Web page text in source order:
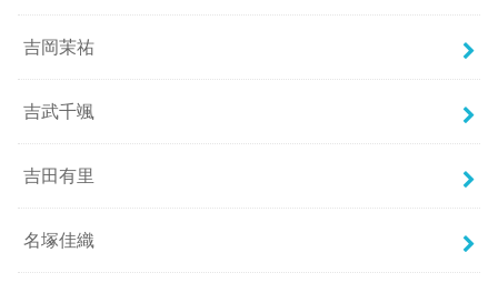
吉岡茉祐
吉武千颯
吉田有里
名塚佳織